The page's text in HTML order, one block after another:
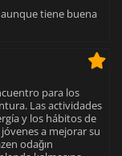
tiene buena
para los
Las actividades
y los hábitos de
a mejorar su
odağın